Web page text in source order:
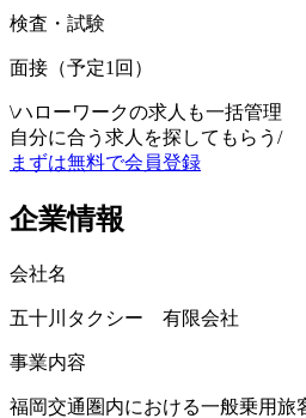
検査・試験
面接（予定1回）
\ハローワークの求人も一括管理
自分に合う求人を探してもらう /
まずは無料で会員登録
企業情報
会社名
五十川タクシー 有限会社
事業内容
福岡交通圏内における一般乗用旅